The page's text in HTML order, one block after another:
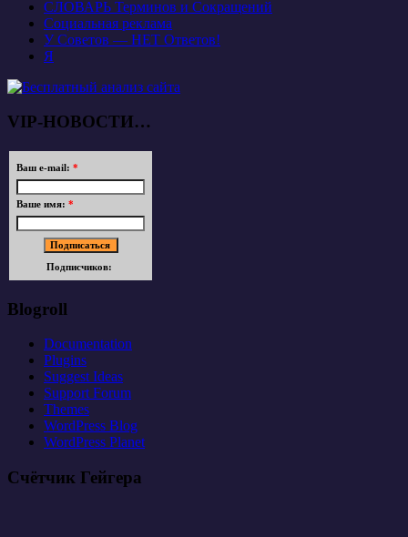
СЛОВАРЬ Терминов и Сокращений
Социальная реклама
У Советов — НЕТ Ответов!
Я
VIP-НОВОСТИ…
Ваш e-mail: *
Ваше имя: *
Подписчиков:
Blogroll
Documentation
Plugins
Suggest Ideas
Support Forum
Themes
WordPress Blog
WordPress Planet
Счётчик Гейгера